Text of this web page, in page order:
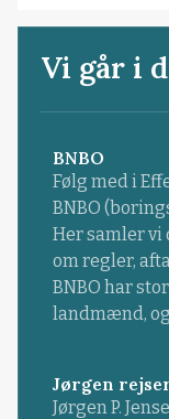
Vi går i
BNBO
Følg med i
BNBO
Her samler vi
om regler,
BNBO har
landmænd,
Jørgen
Jørgen P.